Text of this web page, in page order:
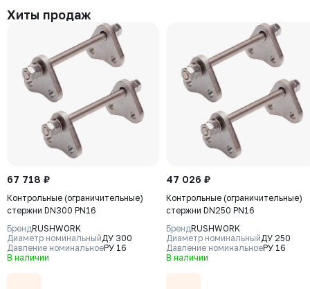
Хиты продаж
67 718 ₽
Контрольные (ограничительные)
стержни DN300 PN16
БрендRUSHWORK
Диаметр номинальныйДУ 300
Давление номинальноеРУ 16
В наличии
47 026 ₽
Контрольные (ограничительные)
стержни DN250 PN16
БрендRUSHWORK
Диаметр номинальныйДУ 250
Давление номинальноеРУ 16
В наличии